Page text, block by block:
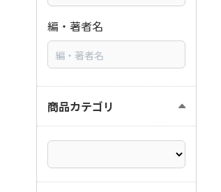
編・著者名
商品カテゴリ